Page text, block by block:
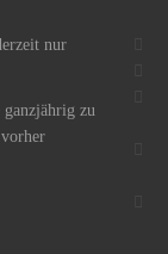
nur
zu